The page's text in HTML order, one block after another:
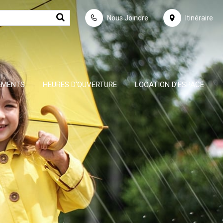
Nous Joindre Itinéraire
HEURES D’OUVERTURE LOCATION D’ESPACE